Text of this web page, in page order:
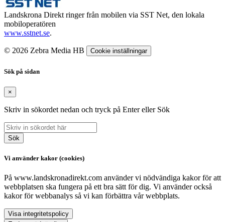
Landskrona Direkt ringer från mobilen via SST Net, den lokala
mobiloperatören
www.sstnet.se.
© 2026 Zebra Media HB Cookie inställningar
Sök på sidan
×
Skriv in sökordet nedan och tryck på Enter eller Sök
Sök
Vi använder kakor (cookies)
På www.landskronadirekt.com använder vi nödvändiga kakor för att
webbplatsen ska fungera på ett bra sätt för dig. Vi använder också
kakor för webbanalys så vi kan förbättra vår webbplats.
Visa integritetspolicy